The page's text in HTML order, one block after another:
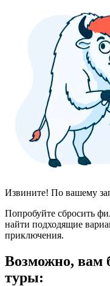
Извините! По вашему
Попробуйте сбросить
найти подходящие
приключения.
Возможно, вам
туры: